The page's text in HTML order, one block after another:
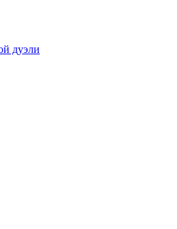
дуэли